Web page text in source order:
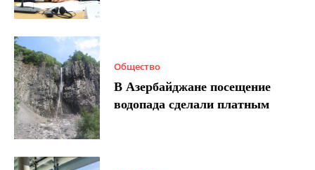
Общество
В Азербайджане посещение
водопада сделали платным